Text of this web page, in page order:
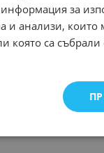
за
и анализи,
която са